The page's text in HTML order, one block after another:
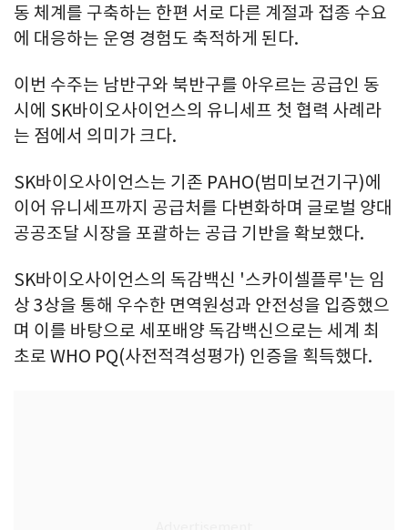
동 체계를 구축하는 한편 서로 다른 계절과 접종 수요
에 대응하는 운영 경험도 축적하게 된다.
이번 수주는 남반구와 북반구를 아우르는 공급인 동
시에 SK바이오사이언스의 유니세프 첫 협력 사례라
는 점에서 의미가 크다.
SK바이오사이언스는 기존 PAHO(범미보건기구)에
이어 유니세프까지 공급처를 다변화하며 글로벌 양대
공공조달 시장을 포괄하는 공급 기반을 확보했다.
SK바이오사이언스의 독감백신 '스카이셀플루'는 임
상 3상을 통해 우수한 면역원성과 안전성을 입증했으
며 이를 바탕으로 세포배양 독감백신으로는 세계 최
초로 WHO PQ(사전적격성평가) 인증을 획득했다.